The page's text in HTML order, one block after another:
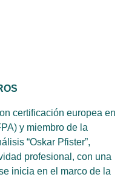
certificación europea en
y miembro de la
“Oskar Pfister”,
profesional, con una
inicia en el marco de la